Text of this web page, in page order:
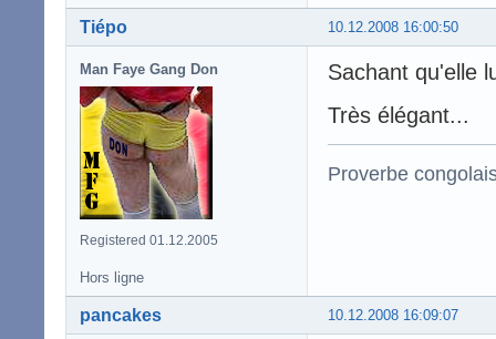
10.12.2008 16:00:50
Tiépo
Man Faye Gang Don
Registered 01.12.2005
Sachant qu'elle
Très élégant...
Proverbe
Hors ligne
10.12.2008 16:09:07
pancakes